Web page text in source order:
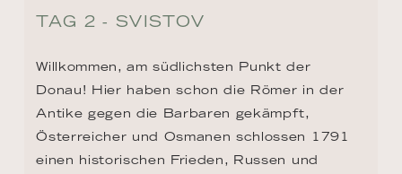
TAG 2 - SVISTOV
Willkommen, am südlichsten Punkt der
Donau! Hier haben schon die Römer in der
Antike gegen die Barbaren gekämpft,
Österreicher und Osmanen schlossen 1791
einen historischen Frieden, Russen und